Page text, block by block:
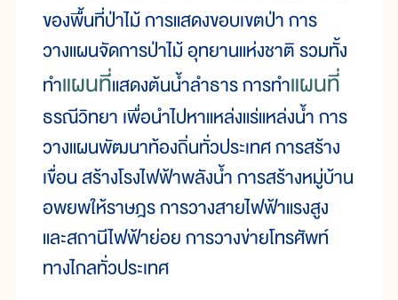
ของพื้นที่ป่าไม้ การแสดงขอบเขตป่า การ
วางแผนจัดการป่าไม้ อุทยานแห่งชาติ รวมทั้ง
ทำแผนที่แสดงต้นน้ำลำธาร การทำแผนที่
ธรณีวิทยา เพื่อนำไปหาแหล่งแร่แหล่งน้ำ การ
วางแผนพัฒนาท้องถิ่นทั่วประเทศ การสร้าง
เขื่อน สร้างโรงไฟฟ้าพลังน้ำ การสร้างหมู่บ้าน
อพยพให้ราษฎร การวางสายไฟฟ้าแรงสูง
และสถานีไฟฟ้าย่อย การวางข่ายโทรศัพท์
ทางไกลทั่วประเทศ